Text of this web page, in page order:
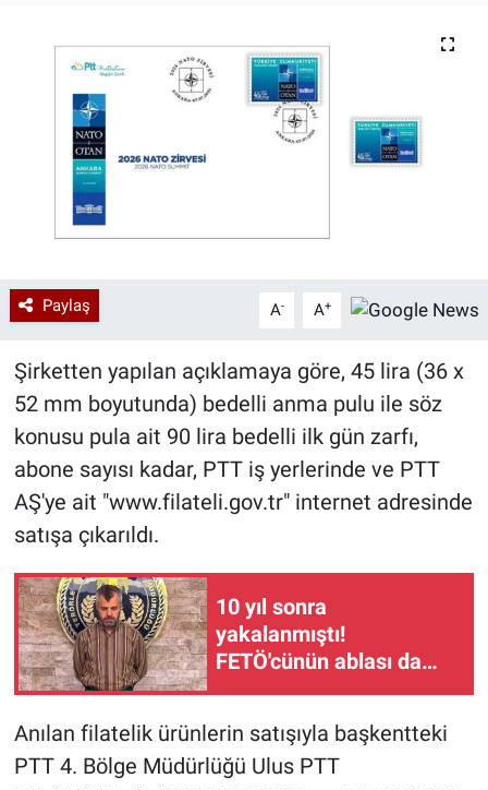
Paylaş A- A+
Şirketten yapılan açıklamaya göre, 45 lira (36 x
52 mm boyutunda) bedelli anma pulu ile söz
konusu pula ait 90 lira bedelli ilk gün zarfı,
abone sayısı kadar, PTT iş yerlerinde ve PTT
AŞ'ye ait "www.filateli.gov.tr" internet adresinde
satışa çıkarıldı.
10 yıl sonra
yakalanmıştı!
FETÖ'cünün ablası da
Anılan filatelik ürünlerin satışıyla başkentteki
PTT 4. Bölge Müdürlüğü Ulus PTT
Kadın
Erişim Bilgileri
Sağlık
Ramazan